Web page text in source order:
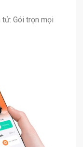
Gói trọn mọi